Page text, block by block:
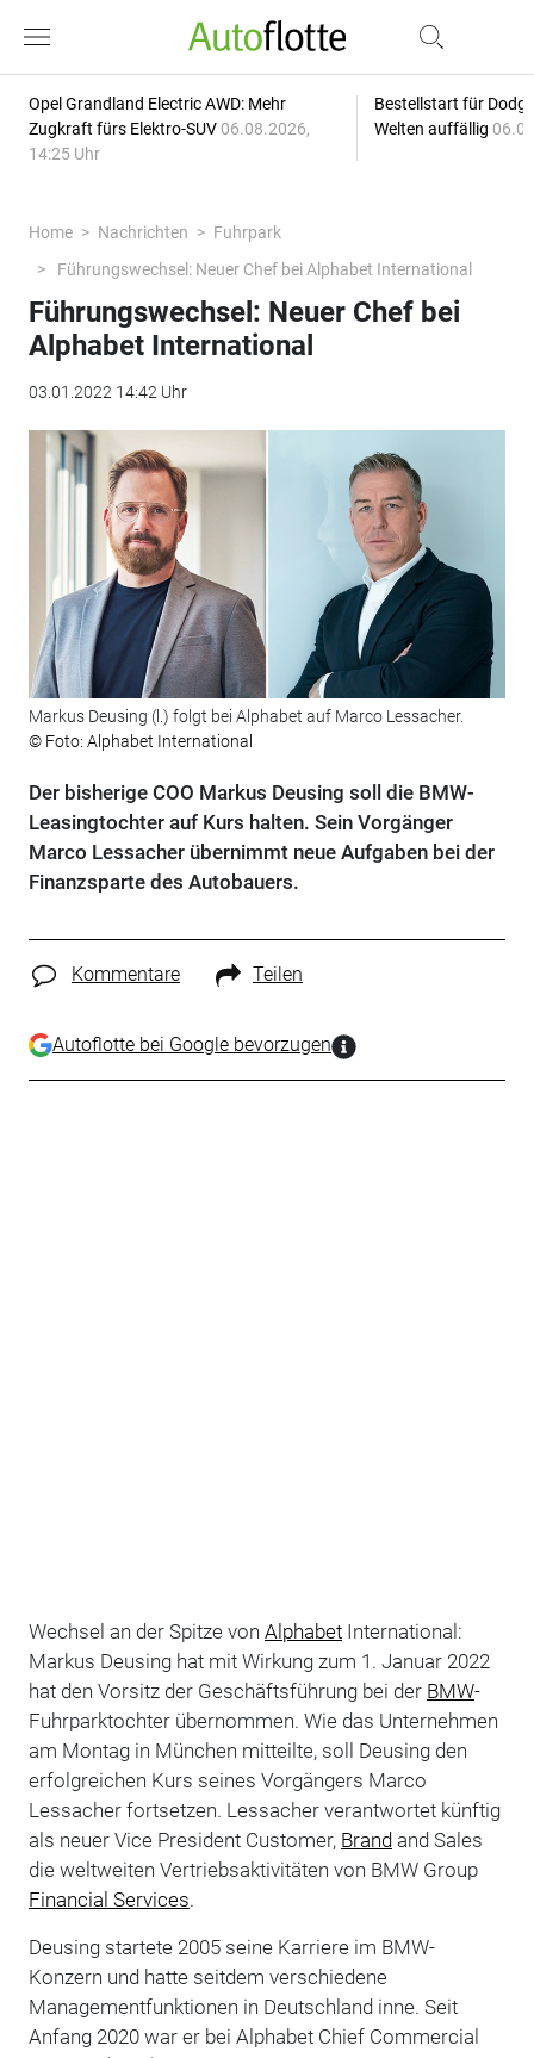
Opel Grandland Electric AWD: Mehr
Zugkraft fürs Elektro-SUV 06.08.2026,
14:25 Uhr
Bestellstart für
Welten auffällig
Home Nachrichten
Fuhrpark
Führungswechsel: Neuer Chef bei Alphabet International
Führungswechsel: Neuer Chef bei
Alphabet International
03.01.2022 14:42 Uhr
Markus Deusing (l.) folgt bei Alphabet auf Marco Lessacher.
© Foto: Alphabet International
Der bisherige COO Markus Deusing soll die BMW-
Leasingtochter auf Kurs halten. Sein Vorgänger
Marco Lessacher übernimmt neue Aufgaben bei der
Finanzsparte des Autobauers.
Kommentare Teilen
Autoflotte bei Google bevorzugen
Wechsel an der Spitze von AlphabetInternational:
Markus Deusing hat mit Wirkung zum 1. Januar 2022
hat den Vorsitz der Geschäftsführung bei der BMW-
Fuhrparktochter übernommen. Wie das Unternehmen
am Montag in München mitteilte, soll Deusing den
erfolgreichen Kurs seines Vorgängers Marco
Lessacher fortsetzen. Lessacher verantwortet künftig
als neuer Vice President Customer, Brandand Sales
die weltweiten Vertriebsaktivitäten von BMW Group
Financial Services.
Deusing startete 2005 seine Karriere im BMW-
Konzern und hatte seitdem verschiedene
Managementfunktionen in Deutschland inne. Seit
Anfang 2020 war er bei Alphabet Chief Commercial